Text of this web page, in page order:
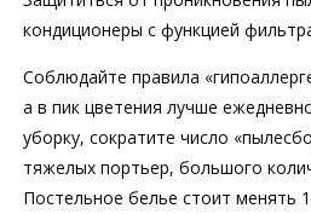
кондиционеры с функцией
Соблюдайте правила
а в пик цветения лучше
уборку, сократите число
тяжелых портьер, большого
Постельное белье стоит менять